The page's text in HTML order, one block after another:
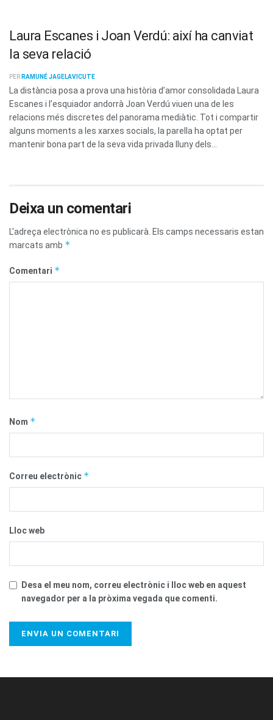
Laura Escanes i Joan Verdú: així ha canviat
la seva relació
PER RAMUNÉ JAGELAVICUTE
La distància posa a prova una història d’amor consolidada Laura
Escanes i l’esquiador andorrà Joan Verdú viuen una de les
relacions més discretes del panorama mediàtic. Tot i compartir
alguns moments a les xarxes socials, la parella ha optat per
mantenir bona part de la seva vida privada lluny dels...
Deixa un comentari
L'adreça electrònica no es publicarà. Els camps necessaris estan
marcats amb *
Comentari *
Nom *
Correu electrònic *
Lloc web
Desa el meu nom, correu electrònic i lloc web en aquest
navegador per a la pròxima vegada que comenti.